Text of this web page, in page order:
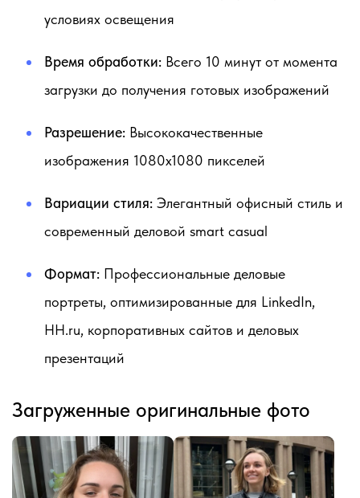
условиях освещения
Время обработки: Всего 10 минут от момента
загрузки до получения готовых изображений
Разрешение: Высококачественные
изображения 1080x1080 пикселей
Вариации стиля: Элегантный офисный стиль и
современный деловой smart casual
Формат: Профессиональные деловые
портреты, оптимизированные для LinkedIn,
HH.ru, корпоративных сайтов и деловых
презентаций
Загруженные оригинальные фото